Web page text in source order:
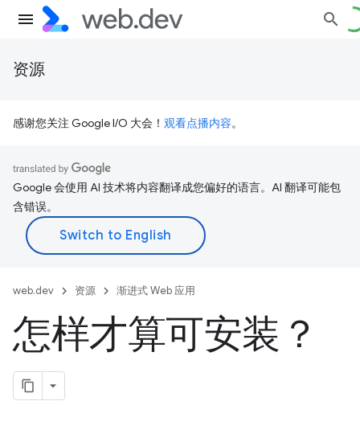
资源
感谢您关注 Google I/O 大会！ 观看点播内容。
Google 会使用 AI 技术将内容翻译成您偏好的语言。AI 翻译可能包
含错误。
web.dev 资源 渐进式 Web 应用
怎样才算可安装？